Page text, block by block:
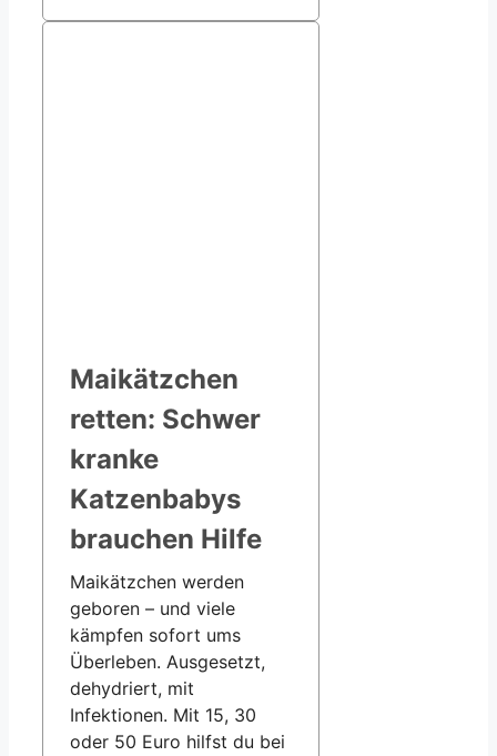
Maikätzchen
retten: Schwer
kranke
Katzenbabys
brauchen Hilfe
Maikätzchen werden
geboren – und viele
kämpfen sofort ums
Überleben. Ausgesetzt,
dehydriert, mit
Infektionen. Mit 15, 30
oder 50 Euro hilfst du bei